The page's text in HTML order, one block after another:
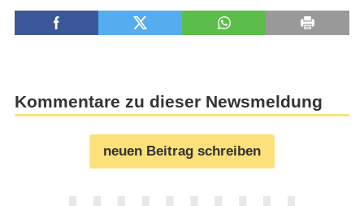
Kommentare zu dieser Newsmeldung
neuen Beitrag schreiben